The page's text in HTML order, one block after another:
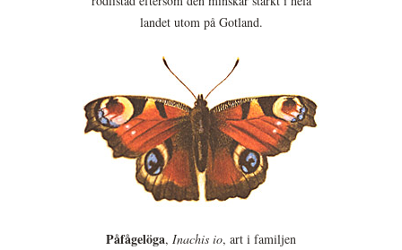
landet utom på Gotland.
Påfågelöga, Inachis io, art i familjen